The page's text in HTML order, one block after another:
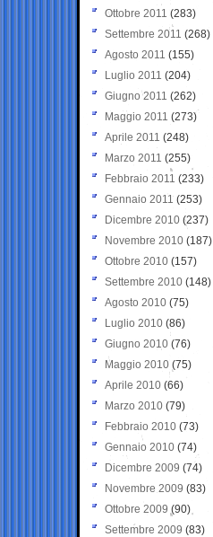
Ottobre 2011 (283)
Settembre 2011 (268)
Agosto 2011 (155)
Luglio 2011 (204)
Giugno 2011 (262)
Maggio 2011 (273)
Aprile 2011 (248)
Marzo 2011 (255)
Febbraio 2011 (233)
Gennaio 2011 (253)
Dicembre 2010 (237)
Novembre 2010 (187)
Ottobre 2010 (157)
Settembre 2010 (148)
Agosto 2010 (75)
Luglio 2010 (86)
Giugno 2010 (76)
Maggio 2010 (75)
Aprile 2010 (66)
Marzo 2010 (79)
Febbraio 2010 (73)
Gennaio 2010 (74)
Dicembre 2009 (74)
Novembre 2009 (83)
Ottobre 2009 (90)
Settembre 2009 (83)